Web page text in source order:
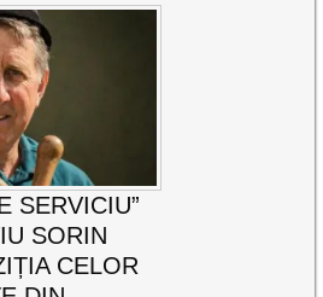
SERVICIU”
SORIN
CELOR